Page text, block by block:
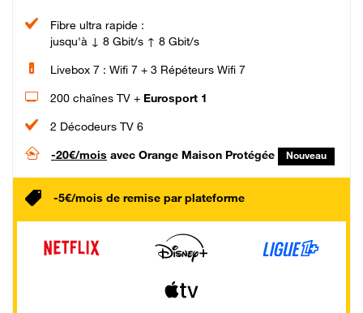
Fibre ultra rapide :
jusqu'à ↓ 8 Gbit/s ↑ 8 Gbit/s
Livebox 7 : Wifi 7 + 3 Répéteurs Wifi 7
200 chaînes TV + Eurosport 1
2 Décodeurs TV 6
-20€/mois avec Orange Maison Protégée Nouveau
-5€/mois de remise par plateforme